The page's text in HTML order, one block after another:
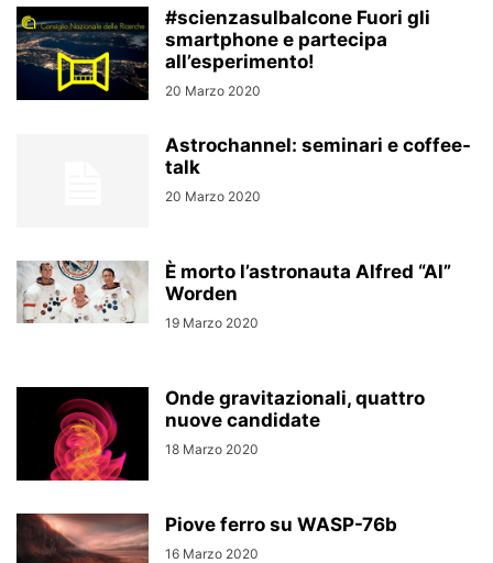
#scienzasulbalcone Fuori gli
smartphone e partecipa
all’esperimento!
20 Marzo 2020
Astrochannel: seminari e coffee-
talk
20 Marzo 2020
È morto l’astronauta Alfred “Al”
Worden
19 Marzo 2020
Onde gravitazionali, quattro
nuove candidate
18 Marzo 2020
Piove ferro su WASP-76b
16 Marzo 2020